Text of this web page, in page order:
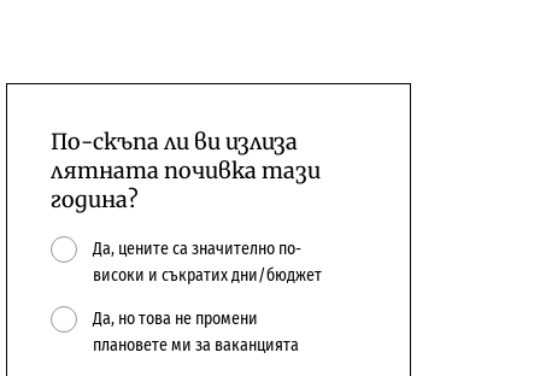
По-скъпа ли ви излиза
лятната почивка тази
година?
Да, цените са значително по-
високи и съкратих дни/бюджет
Да, но това не промени
плановете ми за ваканцията